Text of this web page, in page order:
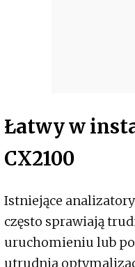
Łatwy w
CX2100
Istniejące
często sprawiają
uruchomieniu lub
utrudnia